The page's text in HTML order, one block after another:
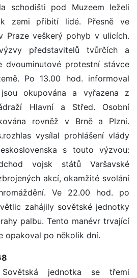
schodišti pod Muzeem leželi
zemi přibití lidé. Přesně ve
Praze veškerý pohyb v ulicích.
představitelů tvůrčích a
dvouminutové protestní stávce
Po 13.00 hod. informoval
okupována a vyřazena z
Hlavní a Střed. Osobní
rovněž v Brně a Plzni.
vysílal prohlášení vlády
s touto výzvou:
vojsk států Varšavské
akcí, okamžité svolání
Ve 22.00 hod. po
zahájily sovětské jednotky
palbu. Tento manévr trvající
opakoval po několik dní.
jednotka se třemi